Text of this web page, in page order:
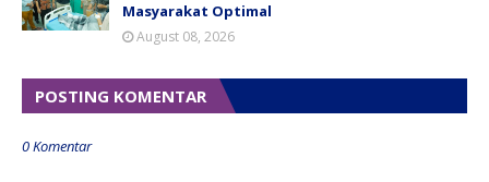
Masyarakat Optimal
August 08, 2026
POSTING KOMENTAR
0 Komentar